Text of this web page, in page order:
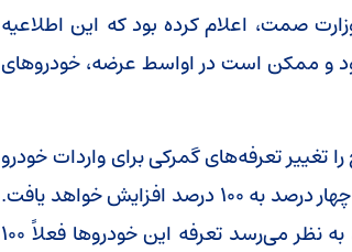
صمت، اعلام کرده بود که این اطلاعیه
و ممکن است در اواسط عرضه، خودروهای
تغییر تعرفه‌های گمرکی برای واردات خودرو
در سال آینده اعلام کرد و خاطرنشان کرد که این تعرفه از چهار درصد به ۱۰۰ درصد افزایش خواهد یافت.
با وجود این که هنوز مجلس به استفساریه پاسخ نداده، به نظر می‌رسد تعرفه این خودروها فعلاً ۱۰۰